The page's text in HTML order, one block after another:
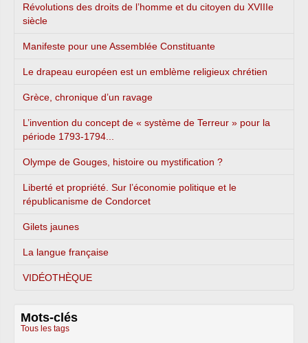
Révolutions des droits de l’homme et du citoyen du XVIIIe
siècle
Manifeste pour une Assemblée Constituante
Le drapeau européen est un emblème religieux chrétien
Grèce, chronique d’un ravage
L’invention du concept de « système de Terreur » pour la
période 1793-1794...
Olympe de Gouges, histoire ou mystification ?
Liberté et propriété. Sur l’économie politique et le
républicanisme de Condorcet
Gilets jaunes
La langue française
VIDÉOTHÈQUE
Mots-clés
Tous les tags